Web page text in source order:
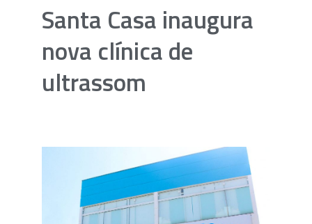
Santa Casa inaugura
nova clínica de
ultrassom